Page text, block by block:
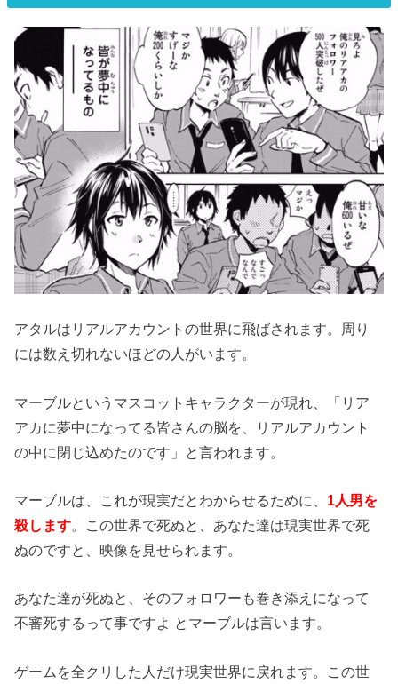
アタルはリアルアカウントの世界に飛ばされます。周り
には数え切れないほどの人がいます。
マーブルというマスコットキャラクターが現れ、「リア
アカに夢中になってる皆さんの脳を、リアルアカウント
の中に閉じ込めたのです」と言われます。
マーブルは、これが現実だとわからせるために、 1人男を
殺します。この世界で死ぬと、あなた達は現実世界で死
ぬのですと、映像を見せられます。
あなた達が死ぬと、そのフォロワーも巻き添えになって
不審死するって事ですよ とマーブルは言います。
ゲームを全クリした人だけ現実世界に戻れます。この世